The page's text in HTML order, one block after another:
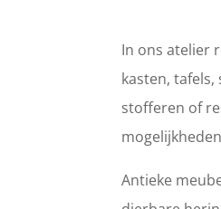
In ons atelier
kasten,
stofferen of
Antieke